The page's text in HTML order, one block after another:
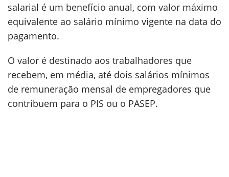
salarial é um benefício anual, com valor máximo
equivalente ao salário mínimo vigente na data do
pagamento.
O valor é destinado aos trabalhadores que
recebem, em média, até dois salários mínimos
de remuneração mensal de empregadores que
contribuem para o PIS ou o PASEP.